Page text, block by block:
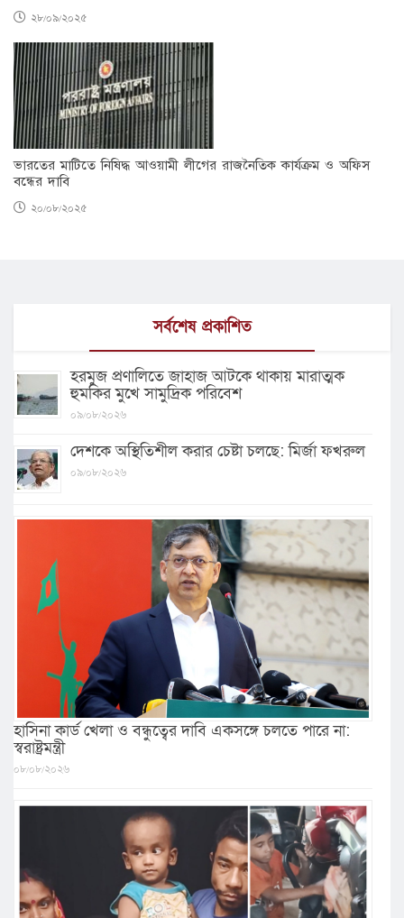
২৮/০৯/২০২৫
ভারতের মাটিতে নিষিদ্ধ আওয়ামী লীগের রাজনৈতিক কার্যক্রম ও অফিস
বন্ধের দাবি
২০/০৮/২০২৫
সর্বশেষ প্রকাশিত
হরমুজ প্রণালিতে জাহাজ আটকে থাকায় মারাত্মক
হুমকির মুখে সামুদ্রিক পরিবেশ
০৯/০৮/২০২৬
দেশকে অস্থিতিশীল করার চেষ্টা চলছে: মির্জা ফখরুল
০৯/০৮/২০২৬
হাসিনা কার্ড খেলা ও বন্ধুত্বের দাবি একসঙ্গে চলতে পারে না:
স্বরাষ্ট্রমন্ত্রী
০৮/০৮/২০২৬